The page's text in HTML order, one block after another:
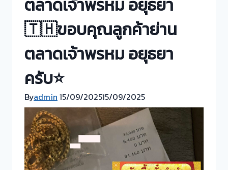
ตลาดเจ้าพรหม อยุธยา
🇹🇭ขอบคุณลูกค้าย่าน
ตลาดเจ้าพรหม อยุธยา
ครับ⭐
Byadmin 15/09/202515/09/2025